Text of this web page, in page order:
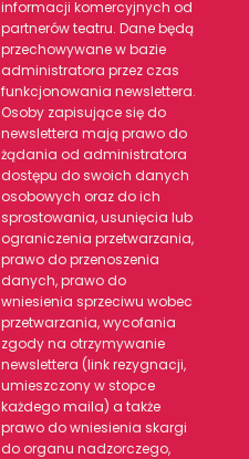
informacji komercyjnych od
partnerów teatru. Dane będą
przechowywane w bazie
administratora przez czas
funkcjonowania newslettera.
Osoby zapisujące się do
newslettera mają prawo do
żądania od administratora
dostępu do swoich danych
osobowych oraz do ich
sprostowania, usunięcia lub
ograniczenia przetwarzania,
prawo do przenoszenia
danych, prawo do
wniesienia sprzeciwu wobec
przetwarzania, wycofania
zgody na otrzymywanie
newslettera (link rezygnacji,
umieszczony w stopce
każdego maila) a także
prawo do wniesienia skargi
do organu nadzorczego,